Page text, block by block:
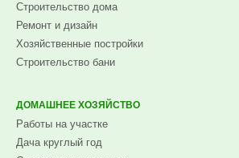
Строительство дома
Ремонт и дизайн
Хозяйственные постройки
Строительство бани
ДОМАШНЕЕ ХОЗЯЙСТВО
Работы на участке
Дача круглый год